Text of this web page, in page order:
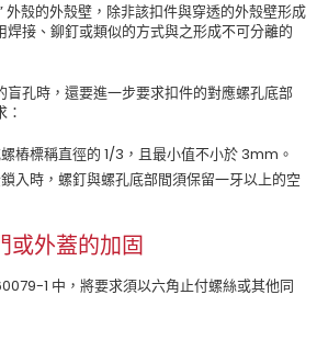
外殼的外殼壁，除非該扣件與穿透的外殼壁形成
接、鉚釘或類似的方式與之形成不可分離的
盲孔時，還要進一步要求扣件的對應螺孔底部
樁標稱直徑的 1/3，且最小值不小於 3mm。
入時，螺釘與螺孔底部間須保留一牙以上的空
或外蓋的加固
1 中，將要求須以六角止付螺絲或其他同